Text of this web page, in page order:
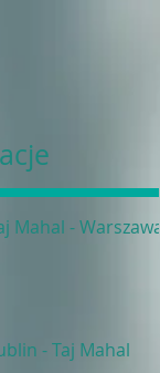
Mahal - Warszawa
- Taj Mahal